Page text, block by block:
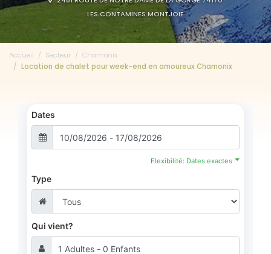
LES CONTAMINES MONTJOIE
Accueil Secteur
Chamonix
Location de chalet pour week-end en amoureux Chamonix
Dates
Flexibilité: Dates exactes
Type
Qui vient?